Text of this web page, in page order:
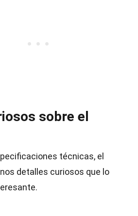
sobre el
técnicas, el
detalles curiosos que lo